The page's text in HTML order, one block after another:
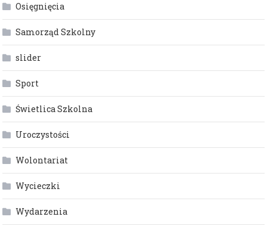
Osięgnięcia
Samorząd Szkolny
slider
Sport
Świetlica Szkolna
Uroczystości
Wolontariat
Wycieczki
Wydarzenia